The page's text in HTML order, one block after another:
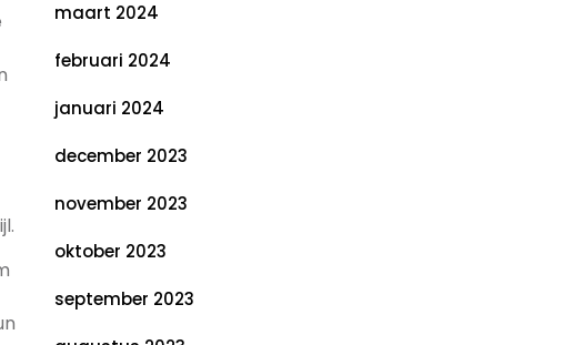
maart 2024
februari 2024
januari 2024
december 2023
november 2023
oktober 2023
september 2023